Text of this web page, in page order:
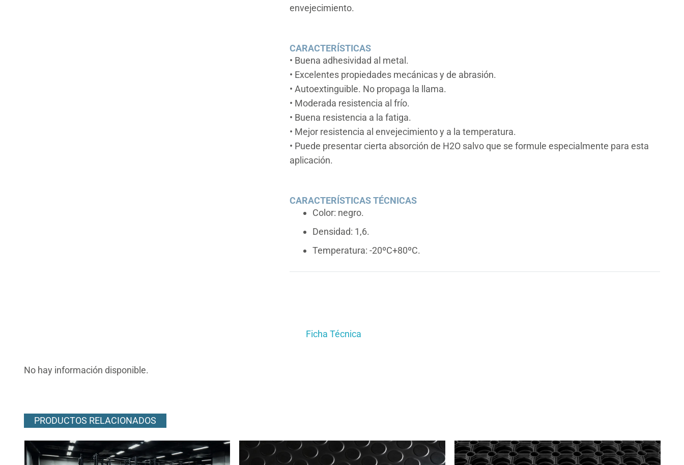
envejecimiento.
CARACTERÍSTICAS
• Buena adhesividad al metal.
• Excelentes propiedades mecánicas y de abrasión.
• Autoextinguible. No propaga la llama.
• Moderada resistencia al frío.
• Buena resistencia a la fatiga.
• Mejor resistencia al envejecimiento y a la temperatura.
• Puede presentar cierta absorción de H2O salvo que se formule especialmente para esta
aplicación.
CARACTERÍSTICAS TÉCNICAS
Color: negro.
Densidad: 1,6.
Temperatura: -20ºC+80ºC.
Ficha Técnica
No hay información disponible.
PRODUCTOS RELACIONADOS